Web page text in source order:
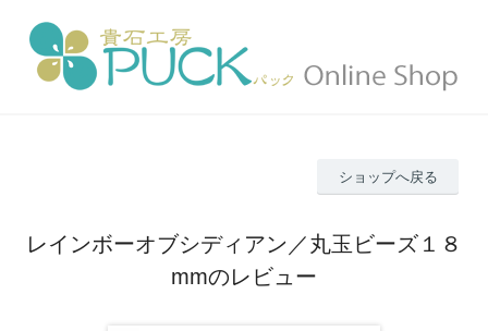
ショップへ戻る
レインボーオブシディアン／丸玉ビーズ１８
mmのレビュー